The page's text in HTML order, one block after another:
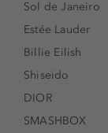
Sol de Janeiro
Estée Lauder
Billie Eilish
Shiseido
DIOR
SMASHBOX